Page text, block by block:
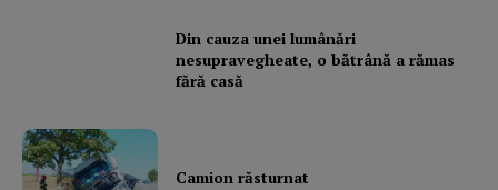
Din cauza unei lumânări
nesupravegheate, o bătrână a rămas
fără casă
Camion răsturnat